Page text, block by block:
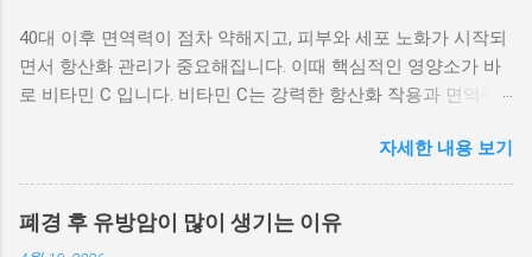
게 하느냐”가 아니라 “얼마나 오래 지속할 수 있느냐”입니다. 특
히 중년에게 흔한 무릎, 허리, 어깨 통증은 잘못된 운동 습관에
서 시작되는 경우가 많습니다. 처음부터 고강도 운동을 선택하
년에게 가장 효과적인 기본 운동은 걷기 중년 운동 중 가장 안전
하면서 효과적인 방법은 걷기입니다. 걷기는 관절에 부담이 적
고 심폐 기능을 개선하며, 체중 관리에도 도움이 됩니다. 중요한
40대 이후 면역력이 점차 약해지고, 피부와 세포 노화가 시작되
면서 항산화 관리가 중요해집니다. 이때 핵심적인 영양소가 바
로 비타민 C 입니다. 비타민 C는 강력한 항산화 작용과 면역력
을 지키는 필수 영양소입니다. 비타민 C가 중요한 이유 비타민
C는 체내에서 세포를 손상시키는 활성산소를 제거하여 항산화
작용 을 수행합니다. 또한, 콜라겐 합성을 도와 피부 탄력과 관
절 건강을 유지하며, 철분 흡수를 돕고 면역세포 기능을 강화합
자세한 내용 보기
폐경 후 유방암이 많이 생기는 이유